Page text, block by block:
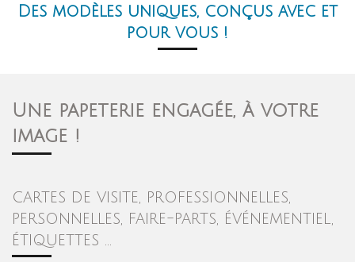
Des modèles uniques, conçus avec et
pour vous !
Une papeterie engagée, à votre
image !
cartes de visite, professionnelles,
personnelles, faire-parts, événementiel,
étiquettes ...